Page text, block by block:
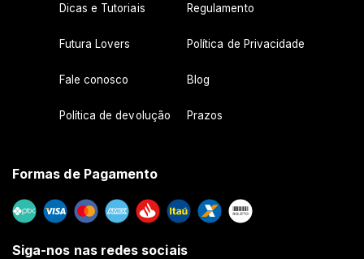
Dicas e Tutoriais Regulamento
Futura Lovers Política de Privacidade
Fale conosco Blog
Política de devolução Prazos
Formas de Pagamento
Siga-nos nas redes sociais